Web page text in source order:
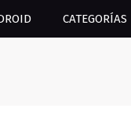
CATEGORÍAS